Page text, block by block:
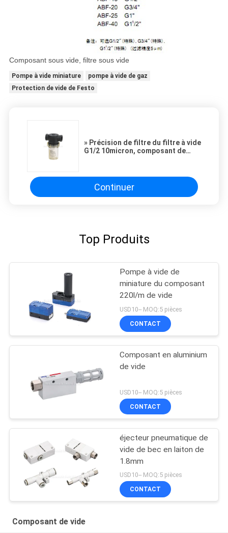
Composant sous vide, filtre sous vide
Pompe à vide miniature
pompe à vide de gaz
Protection de vide de Festo
» Précision de filtre du filtre à vide
G1/2 10micron, composant de
Continuer
Top Produits
Pompe à vide de
miniature du composant
220l/m de vide
USD10-- MOQ:5 pièces
CONTACT
Composant en aluminium
de vide
USD10-- MOQ:5 pièces
CONTACT
éjecteur pneumatique de
vide de bec en laiton de
1.8mm
USD10-- MOQ:5 pièces
CONTACT
Composant de vide